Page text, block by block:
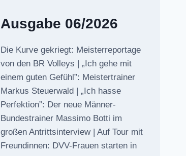
Ausgabe 06/2026
Die Kurve gekriegt: Meisterreportage
von den BR Volleys | „Ich gehe mit
einem guten Gefühl”: Meistertrainer
Markus Steuerwald | „Ich hasse
Perfektion”: Der neue Männer-
Bundestrainer Massimo Botti im
großen Antrittsinterview | Auf Tour mit
Freundinnen: DVV-Frauen starten in